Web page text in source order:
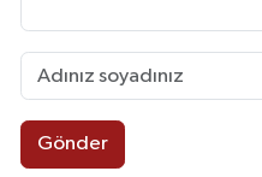
Gönder